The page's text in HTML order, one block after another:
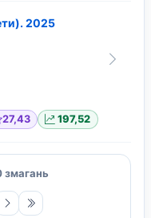
2025
27,43 197,52
змагань